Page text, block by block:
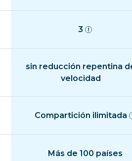
3
sin reducción repentina
velocidad
Compartición ilimitada
Más de 100 países